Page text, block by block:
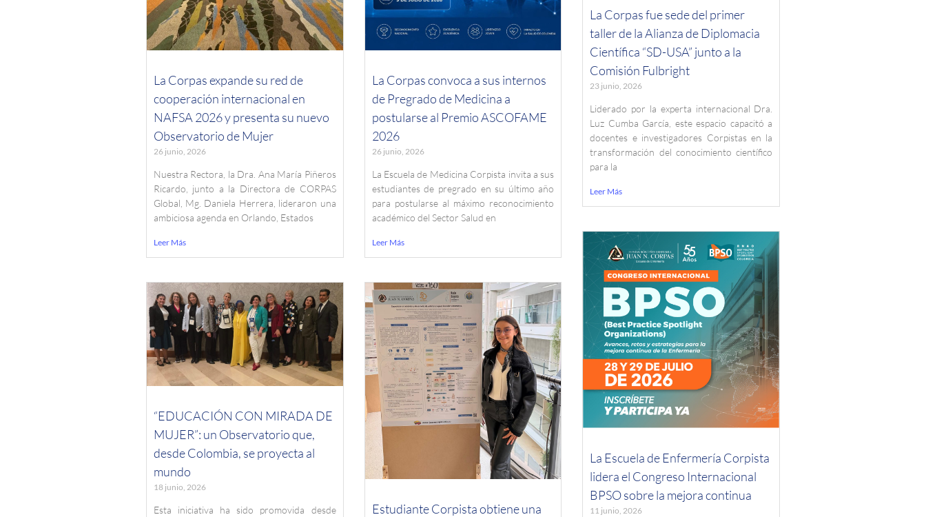
La Corpas expande su red de
cooperación internacional en
NAFSA 2026 y presenta su nuevo
Observatorio de Mujer
26 junio, 2026
Nuestra Rectora, la Dra. Ana María Piñeros
Ricardo, junto a la Directora de CORPAS
Global, Mg. Daniela Herrera, lideraron una
ambiciosa agenda en Orlando, Estados
Leer Más
La Corpas convoca a sus internos
de Pregrado de Medicina a
postularse al Premio ASCOFAME
2026
26 junio, 2026
La Escuela de Medicina Corpista invita a sus
estudiantes de pregrado en su último año
para postularse al máximo reconocimiento
académico del Sector Salud en
Leer Más
La Corpas fue sede del primer
taller de la Alianza de Diplomacia
Científica “SD-USA” junto a la
Comisión Fulbright
23 junio, 2026
Liderado por la experta internacional Dra.
Luz Cumba García, este espacio capacitó a
docentes e investigadores Corpistas en la
transformación del conocimiento científico
para la
Leer Más
“EDUCACIÓN CON MIRADA DE
MUJER”: un Observatorio que,
desde Colombia, se proyecta al
mundo
18 junio, 2026
Esta iniciativa ha sido promovida desde
Estudiante Corpista obtiene una
La Escuela de Enfermería Corpista
lidera el Congreso Internacional
BPSO sobre la mejora continua
11 junio, 2026